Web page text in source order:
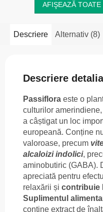
AFIŞEAZĂ
Descriere Alternativ (8)
Descriere
Passiflora este o
culturilor
a câștigat un loc
europeană. Conține
valoroase, precum
alcaloizi indolici,
aminobutiric (GABA).
apreciată pentru
relaxării și contribuie
Suplimentul
conține extract de